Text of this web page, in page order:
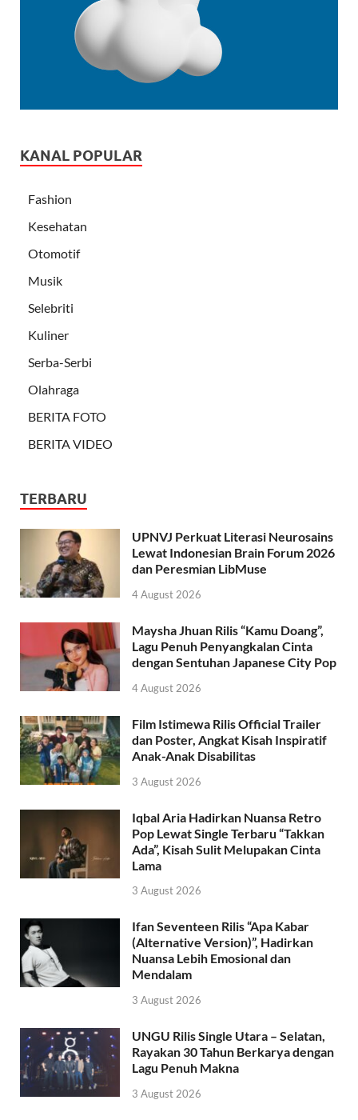
KANAL POPULAR
Fashion
Kesehatan
Otomotif
Musik
Selebriti
Kuliner
Serba-Serbi
Olahraga
BERITA FOTO
BERITA VIDEO
TERBARU
UPNVJ Perkuat Literasi Neurosains
Lewat Indonesian Brain Forum 2026
dan Peresmian LibMuse
4 August 2026
Maysha Jhuan Rilis “Kamu Doang”,
Lagu Penuh Penyangkalan Cinta
dengan Sentuhan Japanese City Pop
4 August 2026
Film Istimewa Rilis Official Trailer
dan Poster, Angkat Kisah Inspiratif
Anak-Anak Disabilitas
3 August 2026
Iqbal Aria Hadirkan Nuansa Retro
Pop Lewat Single Terbaru “Takkan
Ada”, Kisah Sulit Melupakan Cinta
Lama
3 August 2026
Ifan Seventeen Rilis “Apa Kabar
(Alternative Version)”, Hadirkan
Nuansa Lebih Emosional dan
Mendalam
3 August 2026
UNGU Rilis Single Utara – Selatan,
Rayakan 30 Tahun Berkarya dengan
Lagu Penuh Makna
3 August 2026